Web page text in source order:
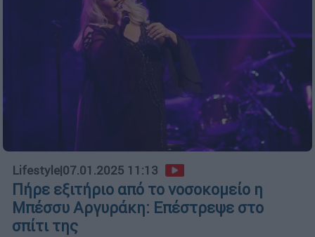
Lifestyle|07.01.2025 11:13
Πήρε εξιτήριο από το νοσοκομείο η
Μπέσσυ Αργυράκη: Επέστρεψε στο
σπίτι της